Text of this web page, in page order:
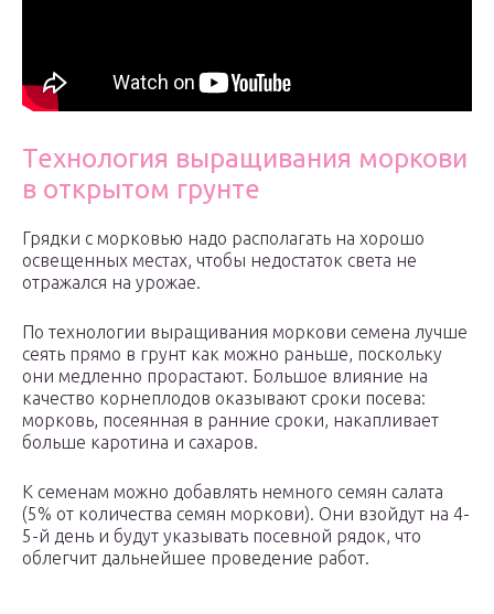
Технология выращивания моркови
в открытом грунте
Грядки с морковью надо располагать на хорошо
освещенных местах, чтобы недостаток света не
отражался на урожае.
По технологии выращивания моркови семена лучше
сеять прямо в грунт как можно раньше, поскольку
они медленно прорастают. Большое влияние на
качество корнеплодов оказывают сроки посева:
морковь, посеянная в ранние сроки, накапливает
больше каротина и сахаров.
К семенам можно добавлять немного семян салата
(5% от количества семян моркови). Они взойдут на 4-
5-й день и будут указывать посевной рядок, что
облегчит дальнейшее проведение работ.